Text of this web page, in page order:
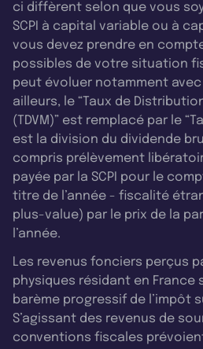
ci diffèrent selon que vous
SCPI à capital variable ou à
vous devez prendre en
possibles de votre situation
peut évoluer notamment
ailleurs, le “Taux de
(TDVM)” est remplacé par le
est la division du dividende
compris prélèvement
payée par la SCPI pour le
titre de l’année - fiscalité
plus-value) par le prix de la
l’année.
Les revenus fonciers perçus
physiques résidant en France
barème progressif de l’impôt
S’agissant des revenus de
conventions fiscales